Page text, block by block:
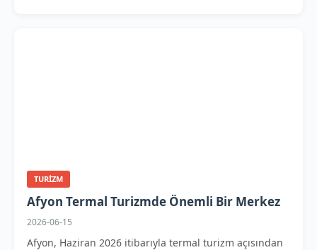
TURIZM
Afyon Termal Turizmde Önemli Bir Merkez
2026-06-15
Afyon, Haziran 2026 itibarıyla termal turizm açısından